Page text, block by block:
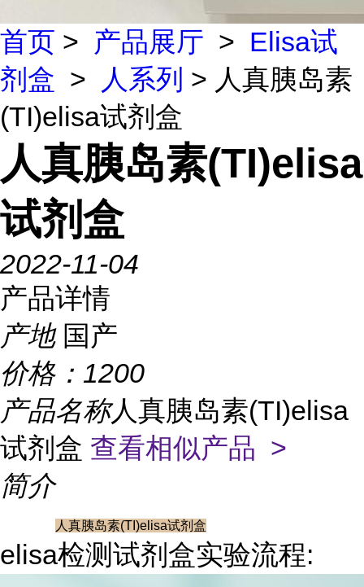
首页 > 产品展厅 > Elisa试
剂盒 > 人系列 > 人真胰岛素
(TI)elisa试剂盒
人真胰岛素(TI)elisa
试剂盒
2022-11-04
产品详情
产地 国产
价格： 1200
产品名称人真胰岛素(TI)elisa
试剂盒 查看相似产品 >
简介
人真胰岛素(TI)elisa试剂盒
elisa检测试剂盒实验流程: